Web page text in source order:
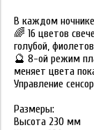
В каждом
🌈 16 цветов
голубой,
🔮 8-ой режим
меняет цвета
Управление
Размеры:
Высота 230 мм